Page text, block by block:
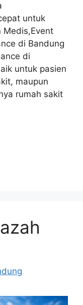
untuk
Medis,Event
di Bandung
di
untuk pasien
maupun
rumah sakit